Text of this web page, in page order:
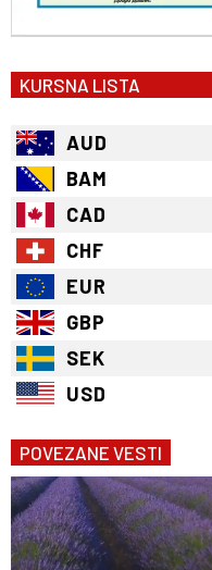
KURSNA LISTA
AUD
BAM
CAD
CHF
EUR
GBP
SEK
USD
POVEZANE VESTI